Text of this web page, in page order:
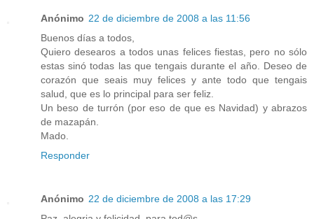
Anónimo 22 de diciembre de 2008 a las 11:56
Buenos días a todos,
Quiero desearos a todos unas felices fiestas, pero no sólo
estas sinó todas las que tengais durante el año. Deseo de
corazón que seais muy felices y ante todo que tengais
salud, que es lo principal para ser feliz.
Un beso de turrón (por eso de que es Navidad) y abrazos
de mazapán.
Mado.
Responder
Anónimo 22 de diciembre de 2008 a las 17:29